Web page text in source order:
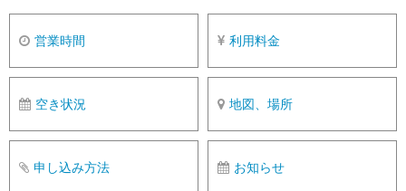
営業時間 利用料金
空き状況 地図、場所
申し込み方法 お知らせ